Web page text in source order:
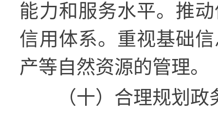
能力和服务水平。推
信用体系。重视基础
产等自然资源的管理。
（十）合理规划